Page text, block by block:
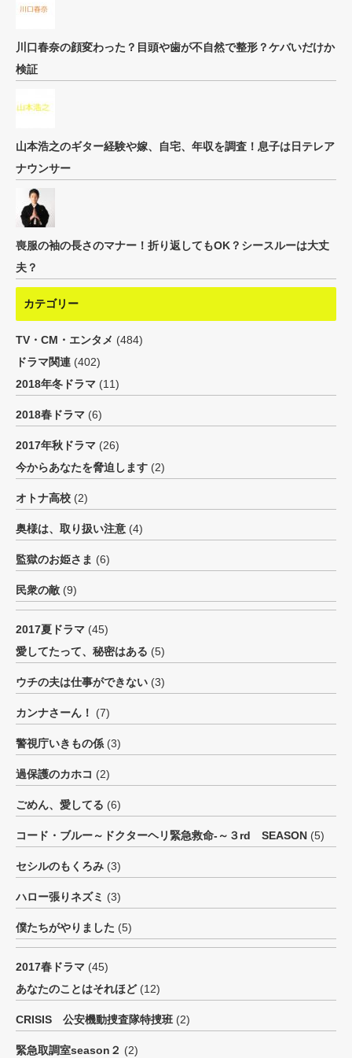
川口春奈の顔変わった？目頭や歯が不自然で整形？ケバいだけか
検証
山本浩之のギター経験や嫁、自宅、年収を調査！息子は日テレア
ナウンサー
喪服の袖の長さのマナー！折り返してもOK？シースルーは大丈
夫？
カテゴリー
TV・CM・エンタメ (484)
ドラマ関連 (402)
2018年冬ドラマ (11)
2018春ドラマ (6)
2017年秋ドラマ (26)
今からあなたを脅迫します (2)
オトナ高校 (2)
奥様は、取り扱い注意 (4)
監獄のお姫さま (6)
民衆の敵 (9)
2017夏ドラマ (45)
愛してたって、秘密はある (5)
ウチの夫は仕事ができない (3)
カンナさーん！ (7)
警視庁いきもの係 (3)
過保護のカホコ (2)
ごめん、愛してる (6)
コード・ブルー～ドクターヘリ緊急救命-～３rd SEASON (5)
セシルのもくろみ (3)
ハロー張りネズミ (3)
僕たちがやりました (5)
2017春ドラマ (45)
あなたのことはそれほど(12)
CRISIS 公安機動捜査隊特捜班 (2)
緊急取調室season２ (2)